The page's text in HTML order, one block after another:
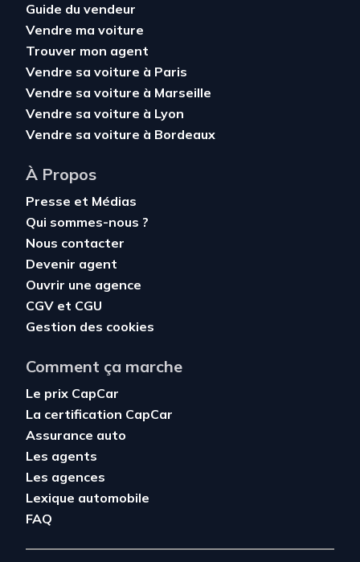
Guide du vendeur
Vendre ma voiture
Trouver mon agent
Vendre sa voiture à Paris
Vendre sa voiture à Marseille
Vendre sa voiture à Lyon
Vendre sa voiture à Bordeaux
À Propos
Presse et Médias
Qui sommes-nous ?
Nous contacter
Devenir agent
Ouvrir une agence
CGV et CGU
Gestion des cookies
Comment ça marche
Le prix CapCar
La certification CapCar
Assurance auto
Les agents
Les agences
Lexique automobile
FAQ